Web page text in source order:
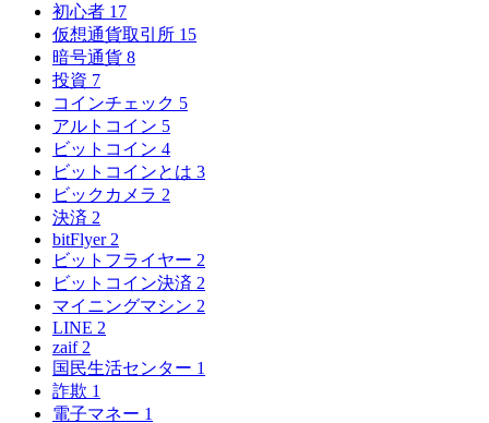
初心者 17
仮想通貨取引所 15
暗号通貨 8
投資 7
コインチェック 5
アルトコイン 5
ビットコイン 4
ビットコインとは 3
ビックカメラ 2
決済 2
bitFlyer 2
ビットフライヤー 2
ビットコイン決済 2
マイニングマシン 2
LINE 2
zaif 2
国民生活センター 1
詐欺 1
電子マネー 1